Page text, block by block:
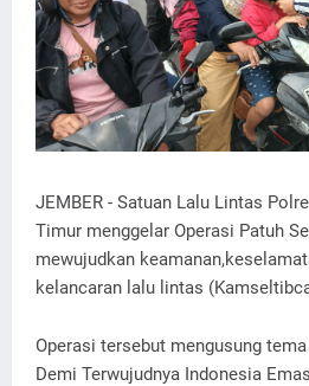
JEMBER - Satuan Lalu Lintas
Timur menggelar Operasi Patuh
mewujudkan
kelancaran lalu lintas
Operasi tersebut mengusung
Demi Terwujudnya Indonesia